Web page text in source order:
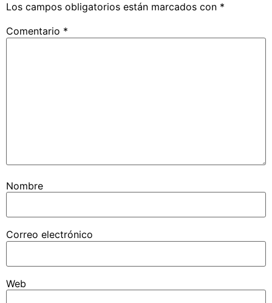
Los campos obligatorios están marcados con *
Comentario *
Nombre
Correo electrónico
Web